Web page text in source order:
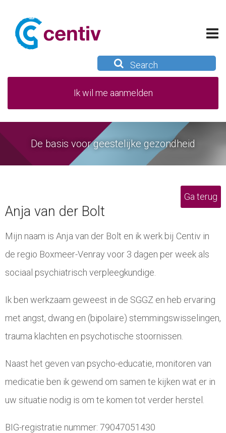
Ik wil me aanmelden
De basis voor geestelijke gezondheid
Anja van der Bolt
Ga terug
Mijn naam is Anja van der Bolt en ik werk bij Centiv in
de regio Boxmeer-Venray voor 3 dagen per week als
sociaal psychiatrisch verpleegkundige.
Ik ben werkzaam geweest in de SGGZ en heb ervaring
met angst, dwang en (bipolaire) stemmingswisselingen,
trauma klachten en psychotische stoornissen.
Naast het geven van psycho-educatie, monitoren van
medicatie ben ik gewend om samen te kijken wat er in
uw situatie nodig is om te komen tot verder herstel.
BIG-registratie nummer: 79047051430